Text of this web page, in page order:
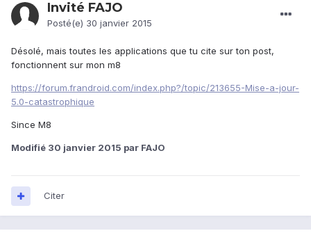
Invité FAJO
Posté(e) 30 janvier 2015
Désolé, mais toutes les applications que tu cite sur ton post,
fonctionnent sur mon m8
https://forum.frandroid.com/index.php?/topic/213655-Mise-a-jour-
5.0-catastrophique
Since M8
Modifié 30 janvier 2015 par FAJO
Citer